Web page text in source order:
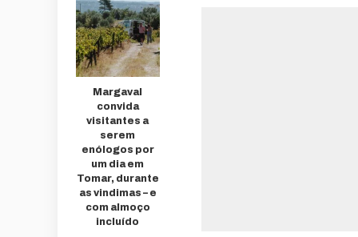
Margaval
convida
visitantes a
serem
enólogos por
um dia em
Tomar, durante
as vindimas – e
com almoço
incluído